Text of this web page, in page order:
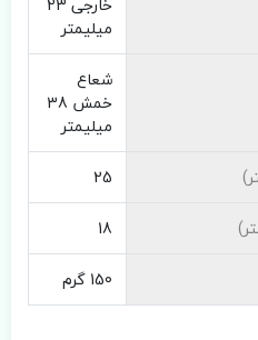
میلیمتر
شعاع
خمش 38
میلیمتر
25
18
150 گرم